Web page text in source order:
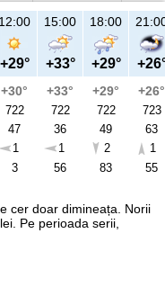
12:00
+29°
+30°
722
47
1
3
15:00
+33°
+33°
722
36
1
56
18:00
+29°
+29°
722
49
2
83
+26°
723
63
1
55
cer doar dimineața. Norii
Pe perioada serii,